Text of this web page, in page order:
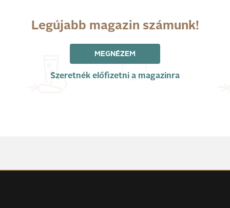
Legújabb magazin számunk!
MEGNÉZEM
Szeretnék előfizetni a magazinra